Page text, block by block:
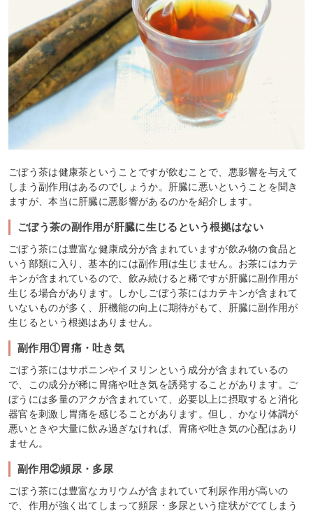
ごぼう茶は健康茶ということですが飲むことで、悪影響を与えて
しまう副作用はあるのでしょうか。肝臓に悪いということを聞き
ますが、本当に肝臓に悪影響があるのかを紹介します。
ごぼう茶の副作用が肝臓に生じるという根拠はない
ごぼう茶には豊富な健康成分が含まれていますが飲み物の食品と
いう部類に入り、基本的には副作用は生じません。お茶にはカテ
キンが含まれているので、飲み続けると稀ですが肝臓に副作用が
生じる場合があります。しかしごぼう茶にはカテキンが含まれて
いないものが多く、肝機能の向上に期待がもて、肝臓に副作用が
生じるという根拠はありません。
副作用①胃痛・吐き気
ごぼう茶にはサポニンやイヌリンという成分が含まれているの
で、この成分が稀に胃痛や吐き気を誘発することがあります。ご
ぼうには多量のアクが含まれていて、必要以上に摂取すると消化
器官を刺激し胃痛を感じることがあります。但し、かなり体調が
悪いときや大量に飲み過ぎなければ、胃痛や吐き気の心配はあり
ません。
副作用②頻尿・多尿
ごぼう茶には豊富なカリウムが含まれていて利尿作用が高いの
で、作用が強く出てしまって頻尿・多尿という症状がでてしまう